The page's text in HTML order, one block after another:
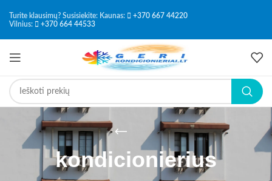
Turite klausimų? Susisiekite: Kaunas:
+370 667 44220
Vilnius:
+370 664 44533
kondicionierius